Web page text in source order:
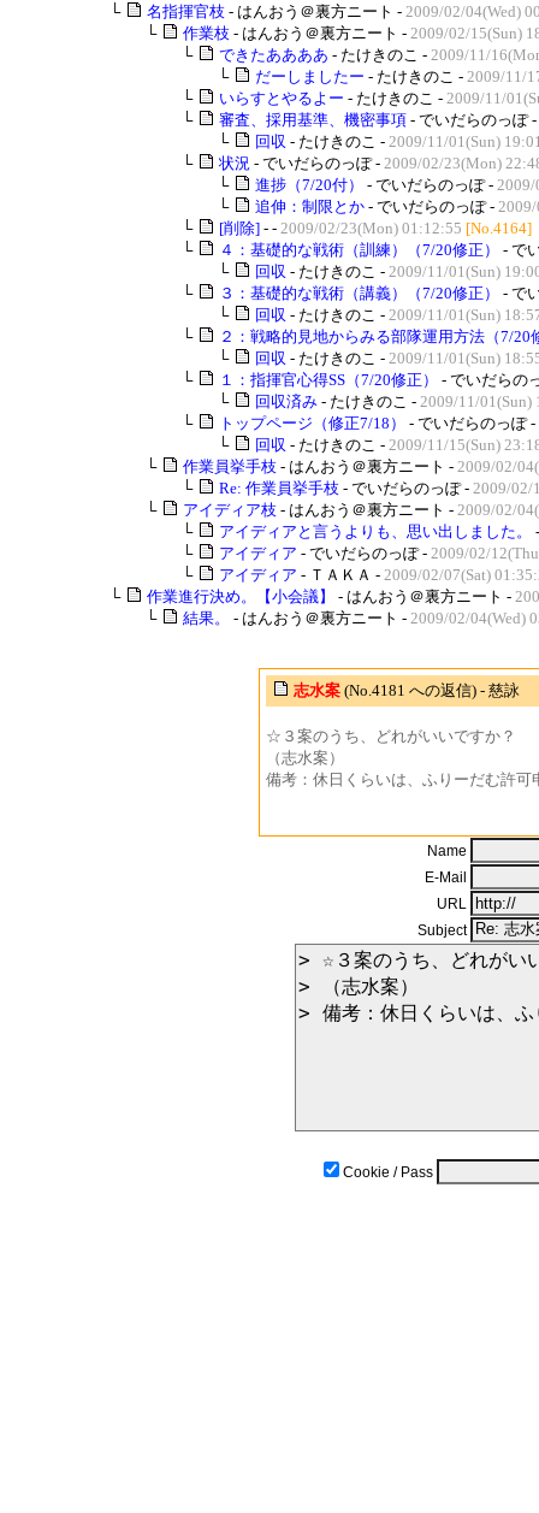
└
名指揮官枝 - はんおう＠裏方ニート - 2009/02/04(Wed)
└
作業枝 - はんおう＠裏方ニート - 2009/02/15(Sun)
└
できたああああ - たけきのこ - 2009/11/
└
だーしましたー - たけきのこ - 2009/11/
└
いらすとやるよー - たけきのこ - 2009/11/
└
審査、採用基準、機密事項 - でいだらのっぽ -
└
回収 - たけきのこ - 2009/11/01(Sun)
└
状況 - でいだらのっぽ - 2009/02/23(Mon)
└
進捗（7/20付） - でいだらのっぽ -
└
追伸：制限とか - でいだらのっぽ -
└
[削除] - - 2009/02/23(Mon) 01:12:55 [No.4164]
└
４：基礎的な戦術（訓練）（7/20修正）
- で
└
回収 - たけきのこ - 2009/11/01(Sun)
└
３：基礎的な戦術（講義）（7/20修正）
- で
└
回収 - たけきのこ - 2009/11/01(Sun)
└
２：戦略的見地からみる部隊運用方法（7/20
└
回収 - たけきのこ - 2009/11/01(Sun)
└
１：指揮官心得SS（7/20修正）
- でいだらの
└
回収済み - たけきのこ - 2009/11/01(Sun)
└
トップページ（修正7/18）
- でいだらのっぽ -
└
回収 - たけきのこ - 2009/11/15(Sun)
└
作業員挙手枝 - はんおう＠裏方ニート - 2009/02/
└
Re: 作業員挙手枝 - でいだらのっぽ - 2009/02/
└
アイディア枝 - はんおう＠裏方ニート - 2009/02/
└
アイディアと言うよりも、思い出しました。
└
アイディア - でいだらのっぽ - 2009/02/
└
アイディア - ＴＡＫＡ - 2009/02/07(Sat)
└
作業進行決め。【小会議】 - はんおう＠裏方ニート -
└
結果。 - はんおう＠裏方ニート - 2009/02/04(Wed)
志水案 (No.4181 への返信) - 慈詠
☆３案のうち、どれがいいですか？
（志水案）
備考：休日くらいは、ふりーだむ許可
Name
E-Mail
URL
Subject
Cookie / Pass